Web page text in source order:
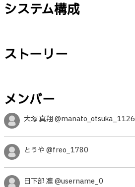
システム構成
ストーリー
メンバー
大塚 真翔 @manato_otsuka_1126
とうや @freo_1780
日下部 凛 @username_0